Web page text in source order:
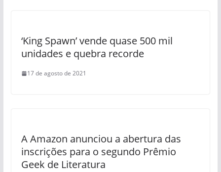
‘King Spawn’ vende quase 500 mil
unidades e quebra recorde
17 de agosto de 2021
A Amazon anunciou a abertura das
inscrições para o segundo Prêmio
Geek de Literatura